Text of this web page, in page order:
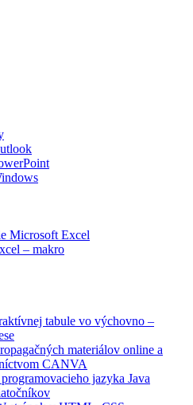
Microsoft Excel
– makro
tabule vo výchovno –
materiálov online a
CANVA
jazyka Java